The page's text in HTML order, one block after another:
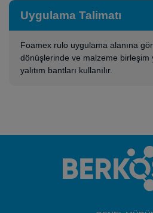
Uygulama Talimatı
Foamex rulo uygulama alanına
dönüşlerinde ve malzeme
yalıtım bantları kullanılır.